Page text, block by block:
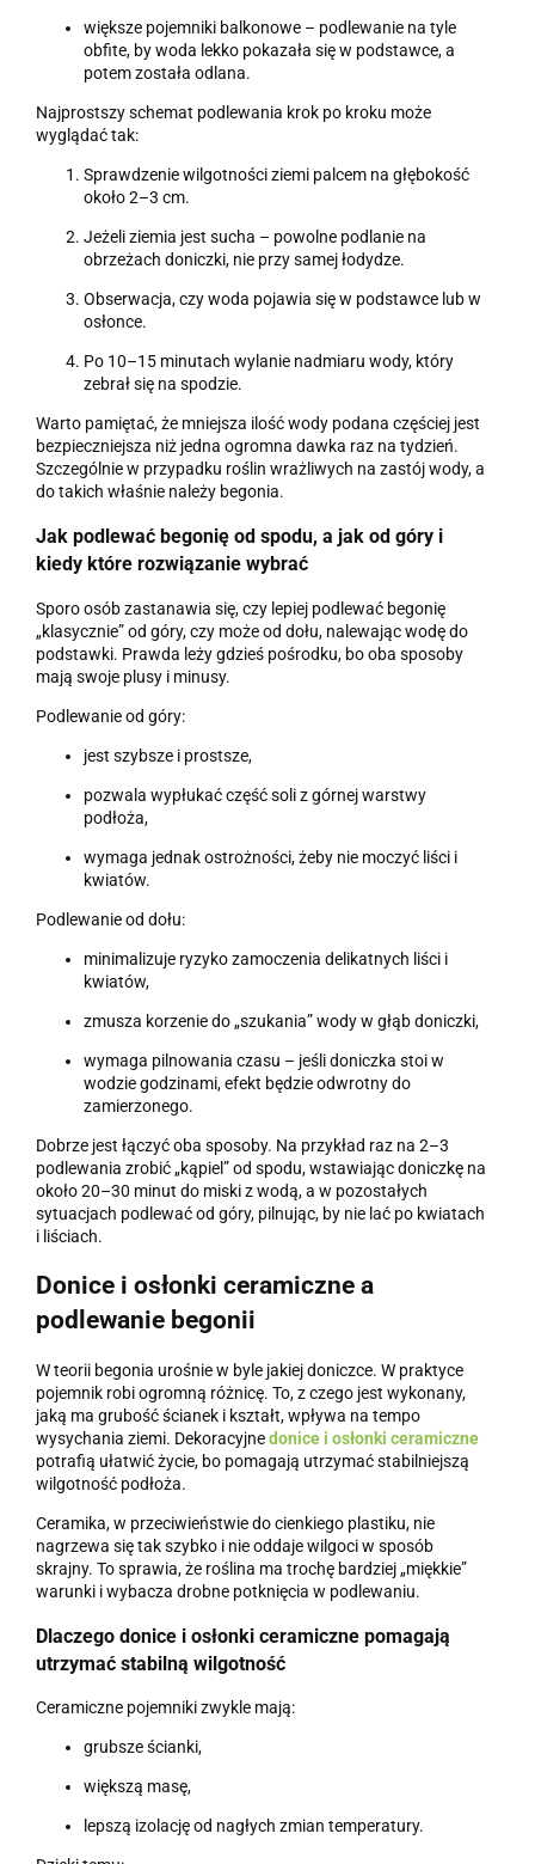
większe pojemniki balkonowe – podlewanie na tyle
obfite, by woda lekko pokazała się w podstawce, a
potem została odlana.
Najprostszy schemat podlewania krok po kroku może
wyglądać tak:
Sprawdzenie wilgotności ziemi palcem na głębokość
około 2–3 cm.
Jeżeli ziemia jest sucha – powolne podlanie na
obrzeżach doniczki, nie przy samej łodydze.
Obserwacja, czy woda pojawia się w podstawce lub w
osłonce.
Po 10–15 minutach wylanie nadmiaru wody, który
zebrał się na spodzie.
Warto pamiętać, że mniejsza ilość wody podana częściej jest
bezpieczniejsza niż jedna ogromna dawka raz na tydzień.
Szczególnie w przypadku roślin wrażliwych na zastój wody, a
do takich właśnie należy begonia.
Jak podlewać begonię od spodu, a jak od góry i
kiedy które rozwiązanie wybrać
Sporo osób zastanawia się, czy lepiej podlewać begonię
„klasycznie” od góry, czy może od dołu, nalewając wodę do
podstawki. Prawda leży gdzieś pośrodku, bo oba sposoby
mają swoje plusy i minusy.
Podlewanie od góry:
jest szybsze i prostsze,
pozwala wypłukać część soli z górnej warstwy
podłoża,
wymaga jednak ostrożności, żeby nie moczyć liści i
kwiatów.
Podlewanie od dołu:
minimalizuje ryzyko zamoczenia delikatnych liści i
kwiatów,
zmusza korzenie do „szukania” wody w głąb doniczki,
wymaga pilnowania czasu – jeśli doniczka stoi w
wodzie godzinami, efekt będzie odwrotny do
zamierzonego.
Dobrze jest łączyć oba sposoby. Na przykład raz na 2–3
podlewania zrobić „kąpiel” od spodu, wstawiając doniczkę na
około 20–30 minut do miski z wodą, a w pozostałych
sytuacjach podlewać od góry, pilnując, by nie lać po kwiatach
i liściach.
Donice i osłonki ceramiczne a
podlewanie begonii
W teorii begonia urośnie w byle jakiej doniczce. W praktyce
pojemnik robi ogromną różnicę. To, z czego jest wykonany,
jaką ma grubość ścianek i kształt, wpływa na tempo
wysychania ziemi. Dekoracyjnedonice i osłonki ceramiczne
potrafią ułatwić życie, bo pomagają utrzymać stabilniejszą
wilgotność podłoża.
Ceramika, w przeciwieństwie do cienkiego plastiku, nie
nagrzewa się tak szybko i nie oddaje wilgoci w sposób
skrajny. To sprawia, że roślina ma trochę bardziej „miękkie”
warunki i wybacza drobne potknięcia w podlewaniu.
Dlaczego donice i osłonki ceramiczne pomagają
utrzymać stabilną wilgotność
Ceramiczne pojemniki zwykle mają:
grubsze ścianki,
większą masę,
lepszą izolację od nagłych zmian temperatury.